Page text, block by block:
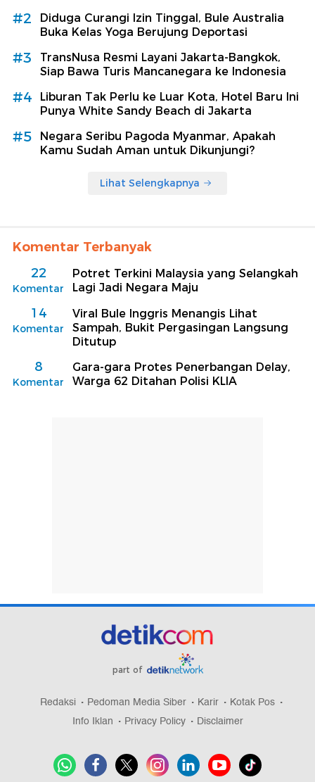
#2
Diduga Curangi Izin Tinggal, Bule Australia
Buka Kelas Yoga Berujung Deportasi
#3
TransNusa Resmi Layani Jakarta-Bangkok,
Siap Bawa Turis Mancanegara ke Indonesia
#4
Liburan Tak Perlu ke Luar Kota, Hotel Baru Ini
Punya White Sandy Beach di Jakarta
#5
Negara Seribu Pagoda Myanmar, Apakah
Kamu Sudah Aman untuk Dikunjungi?
Lihat Selengkapnya
Komentar Terbanyak
22
Komentar
Potret Terkini Malaysia yang Selangkah
Lagi Jadi Negara Maju
14
Komentar
Viral Bule Inggris Menangis Lihat
Sampah, Bukit Pergasingan Langsung
Ditutup
8
Komentar
Gara-gara Protes Penerbangan Delay,
Warga 62 Ditahan Polisi KLIA
part of
Redaksi Pedoman Media Siber Karir
Kotak Pos
Info Iklan
Privacy Policy Disclaimer